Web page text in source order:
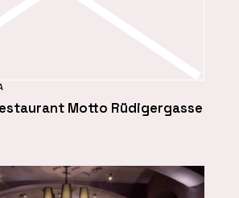
Motto Rüdigergasse